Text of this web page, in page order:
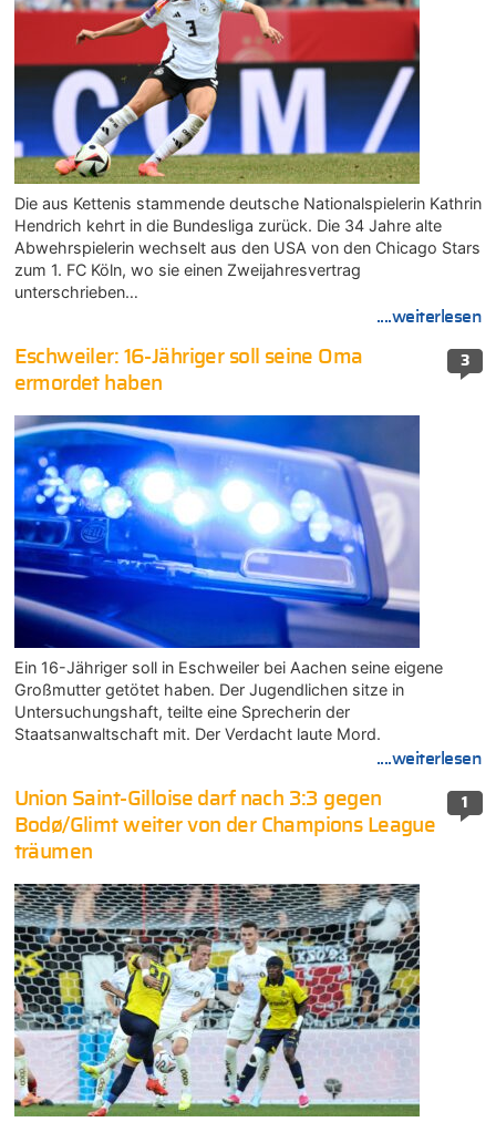
Die aus Kettenis stammende deutsche Nationalspielerin Kathrin
Hendrich kehrt in die Bundesliga zurück. Die 34 Jahre alte
Abwehrspielerin wechselt aus den USA von den Chicago Stars
zum 1. FC Köln, wo sie einen Zweijahresvertrag
unterschrieben…
....weiterlesen
3
Eschweiler: 16-Jähriger soll seine Oma
ermordet haben
Ein 16-Jähriger soll in Eschweiler bei Aachen seine eigene
Großmutter getötet haben. Der Jugendlichen sitze in
Untersuchungshaft, teilte eine Sprecherin der
Staatsanwaltschaft mit. Der Verdacht laute Mord.
....weiterlesen
1
Union Saint-Gilloise darf nach 3:3 gegen
Bodø/Glimt weiter von der Champions League
träumen